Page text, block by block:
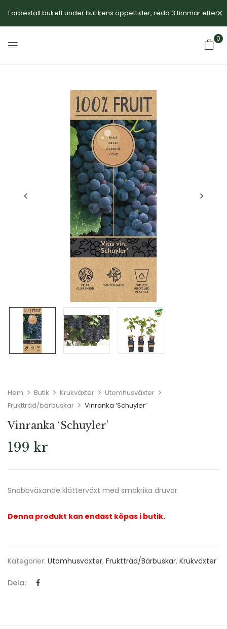
Förbeställ bukett under butikens öppettider, redo 3 timmar efter.
0
Hem Butik Krukväxter
Utomhusväxter
Fruktträd/bärbuskar
Vinranka ‘Schuyler’
Vinranka ‘Schuyler’
199 kr
Snabbväxande klätterväxt med smakrika druvor.
Denna produkt kan endast köpas i butik.
Kategorier: Utomhusväxter, Fruktträd/bärbuskar, Krukväxter
Dela: